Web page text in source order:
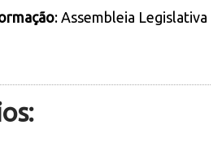
: Assembleia Legislativa